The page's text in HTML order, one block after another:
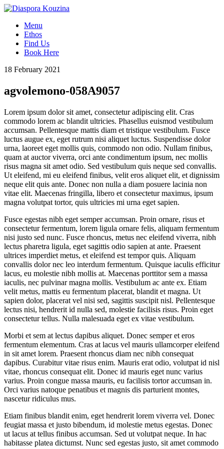
Menu
Ethos
Find Us
Book Here
18 February 2021
agvolemono-058A9057
Lorem ipsum dolor sit amet, consectetur adipiscing elit. Cras
commodo lorem ac blandit ultricies. Phasellus euismod vestibulum
accumsan. Pellentesque mattis diam et tristique vestibulum. Fusce
luctus augue ex, eget rutrum nisi aliquet luctus. Suspendisse dolor
urna, laoreet eget mollis quis, commodo non odio. Nullam finibus,
quam at auctor viverra, orci ante condimentum ipsum, nec mollis
risus magna sit amet odio. Sed vestibulum quis neque sed convallis.
Ut eleifend, mi eu eleifend finibus, velit eros aliquet elit, et dignissim
neque elit quis ante. Donec non nulla a diam posuere lacinia non
vitae elit. Maecenas fringilla, libero et consectetur maximus, ipsum
magna volutpat tortor, quis ultricies mi urna eget sapien.
Fusce egestas nibh eget semper accumsan. Proin ornare, risus et
consectetur fermentum, lorem ligula ornare felis, aliquam fermentum
nisi justo sed nunc. Fusce rhoncus, metus nec eleifend viverra, nibh
lectus pharetra ligula, eget sagittis odio sapien at ante. Praesent
ultrices imperdiet metus, et eleifend est tempor quis. Aliquam
convallis dolor nec leo interdum fermentum. Quisque iaculis efficitur
lacus, eu molestie nibh mollis at. Maecenas porttitor sem a massa
iaculis, nec pulvinar magna mollis. Vestibulum ac ante ex. Etiam
velit metus, mattis eu fermentum placerat, blandit et magna. Ut
sapien dolor, placerat vel nisi sed, sagittis suscipit nisl. Pellentesque
lectus nisi, hendrerit id nulla sed, molestie facilisis risus. Proin eget
consectetur tellus. Nulla malesuada eget ex vitae vestibulum.
Morbi et sem at lectus dapibus aliquet. Donec semper et eros
fermentum elementum. Cras at lacus vel mauris ullamcorper eleifend
in sit amet lorem. Praesent rhoncus diam nec nibh consequat
dapibus. Curabitur vitae risus enim. Mauris erat odio, volutpat id nisl
vitae, rhoncus consequat elit. Donec id mauris eget nunc varius
varius. Proin congue massa mauris, eu facilisis tortor accumsan in.
Orci varius natoque penatibus et magnis dis parturient montes,
nascetur ridiculus mus.
Etiam finibus blandit enim, eget hendrerit lorem viverra vel. Donec
feugiat massa et justo bibendum, id molestie metus egestas. Donec
ut lacus at tellus finibus accumsan. Sed ut volutpat neque. In hac
habitasse platea dictumst. Nunc sed egestas justo, sit amet commodo